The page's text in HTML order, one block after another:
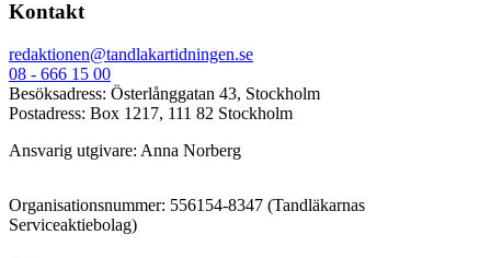
Kontakt
redaktionen@tandlakartidningen.se
08 - 666 15 00
Besöksadress: Österlånggatan 43, Stockholm
Postadress: Box 1217, 111 82 Stockholm
Ansvarig utgivare: Anna Norberg
Organisationsnummer: 556154-8347 (Tandläkarnas
Serviceaktiebolag)